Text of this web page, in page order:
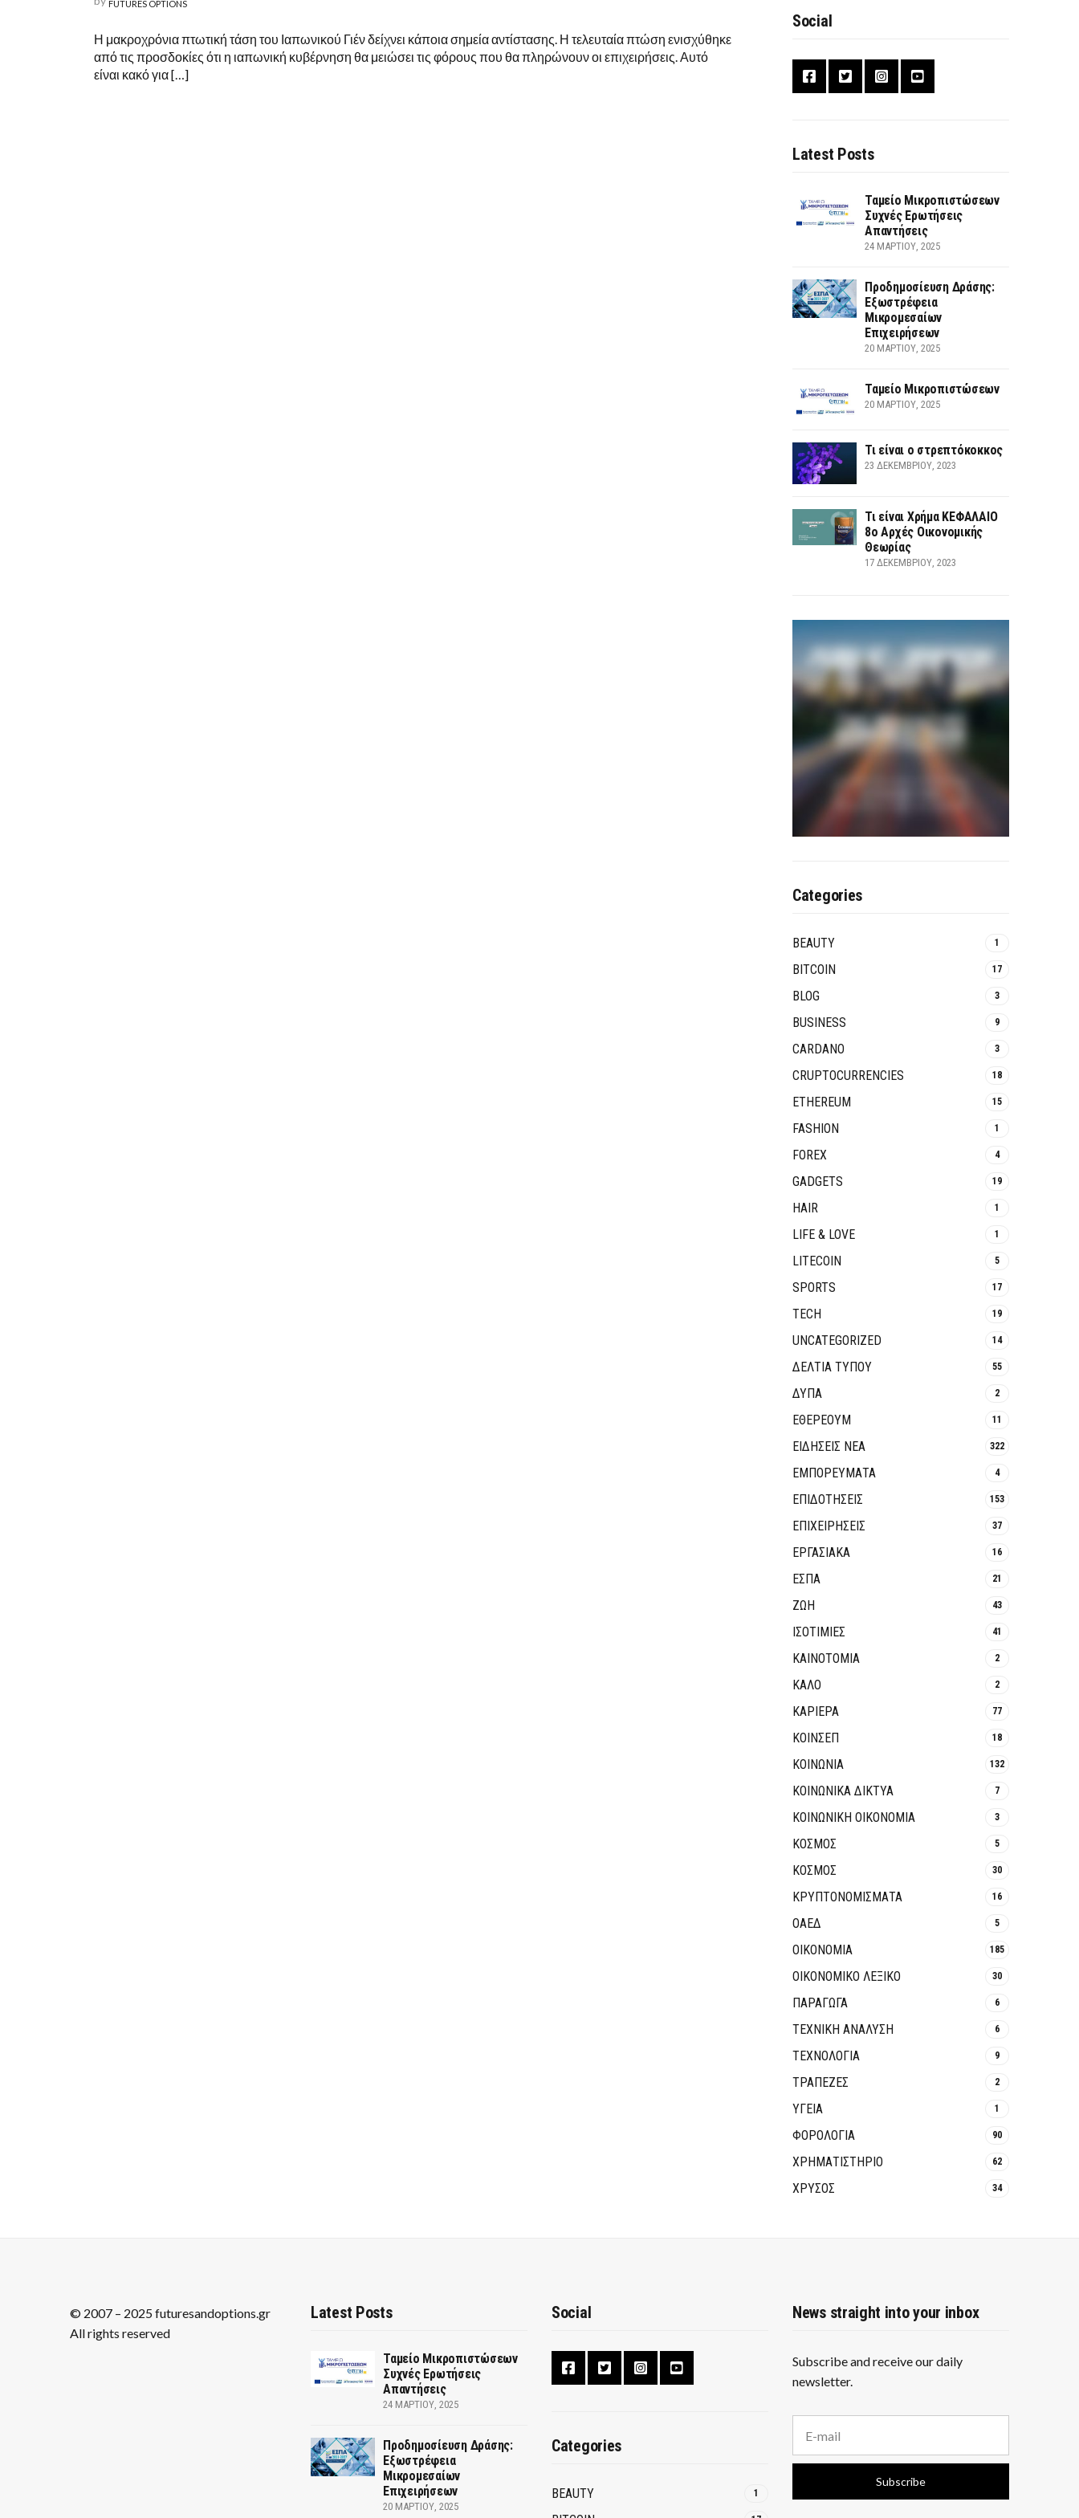
FUTURES OPTIONS
Η μακροχρόνια πτωτική τάση του Ιαπωνικού Γιέν δείχνει κάποια σημεία αντίστασης. Η τελευταία πτώση ενισχύθηκε
από τις προσδοκίες ότι η ιαπωνική κυβέρνηση θα μειώσει τις φόρους που θα πληρώνουν οι επιχειρήσεις. Αυτό
είναι κακό για […]
Social
Latest Posts
Ταμείο Μικροπιστώσεων
Συχνές Ερωτήσεις
Απαντήσεις
24 ΜΑΡΤΊΟΥ, 2025
Προδημοσίευση Δράσης:
Εξωστρέφεια
Μικρομεσαίων
Επιχειρήσεων
20 ΜΑΡΤΊΟΥ, 2025
Ταμείο Μικροπιστώσεων
20 ΜΑΡΤΊΟΥ, 2025
Τι είναι ο στρεπτόκοκκος
23 ΔΕΚΕΜΒΡΊΟΥ, 2023
Τι είναι Χρήμα ΚΕΦΑΛΑΙΟ
8ο Αρχές Οικονομικής
Θεωρίας
17 ΔΕΚΕΜΒΡΊΟΥ, 2023
Categories
BEAUTY 1
BITCOIN 17
BLOG 3
BUSINESS 9
CARDANO 3
CRUPTOCURRENCIES 18
ETHEREUM 15
FASHION 1
FOREX 4
GADGETS 19
HAIR 1
LIFE & LOVE 1
LITECOIN 5
SPORTS 17
TECH 19
UNCATEGORIZED 14
ΔΕΛΤΙΑ ΤΥΠΟΥ 55
ΔΥΠΑ 2
ΕΘΈΡΕΟΥΜ 11
ΕΙΔΗΣΕΙΣ ΝΕΑ 322
ΕΜΠΟΡΕΥΜΑΤΑ 4
ΕΠΙΔΟΤΗΣΕΙΣ 153
ΕΠΙΧΕΙΡΗΣΕΙΣ 37
ΕΡΓΑΣΙΑΚΑ 16
ΕΣΠΑ 21
ΖΩΗ 43
ΙΣΟΤΙΜΙΕΣ 41
ΚΑΙΝΟΤΟΜΊΑ 2
ΚΑΛΟ 2
ΚΑΡΙΕΡΑ 77
ΚΟΙΝΣΕΠ 18
ΚΟΙΝΩΝΙΑ 132
ΚΟΙΝΩΝΙΚΆ ΔΊΚΤΥΑ 7
ΚΟΙΝΩΝΙΚΉ ΟΙΚΟΝΟΜΊΑ 3
ΚΟΣΜΟΣ 5
ΚΟΣΜΟΣ 30
ΚΡΥΠΤΟΝΟΜΊΣΜΑΤΑ 16
ΟΑΕΔ 5
ΟΙΚΟΝΟΜΙΑ 185
ΟΙΚΟΝΟΜΙΚΟ ΛΕΞΙΚΟ 30
ΠΑΡΑΓΩΓΑ 6
ΤΕΧΝΙΚΗ ΑΝΑΛΥΣΗ 6
ΤΕΧΝΟΛΟΓΙΑ 9
ΤΡΆΠΕΖΕΣ 2
ΥΓΕΙΑ 1
ΦΟΡΟΛΟΓΙΑ 90
ΧΡΗΜΑΤΙΣΤΗΡΙΟ 62
ΧΡΥΣΟΣ 34
© 2007 – 2025 futuresandoptions.gr
All rights reserved
Latest Posts
Ταμείο Μικροπιστώσεων
Συχνές Ερωτήσεις
Απαντήσεις
24 ΜΑΡΤΊΟΥ, 2025
Προδημοσίευση Δράσης:
Εξωστρέφεια
Μικρομεσαίων
Επιχειρήσεων
20 ΜΑΡΤΊΟΥ, 2025
Social
Categories
BEAUTY 1
News straight into your inbox
Subscribe and receive our daily
newsletter.
a
i
a
Subscribe